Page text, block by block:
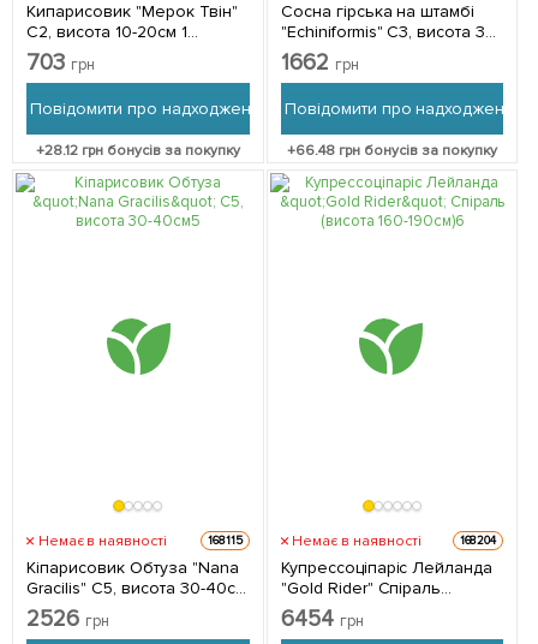
Кипарисовик "Мерок Твін"
С2, висота 10-20см 1
саджанець в упаковці
703 грн
Повідомити про надходження
+28.12грн бонусів за покупку
Сосна гірська на штамбі
"Echiniformis" С3, висота 30-
50см 1 саджанець в
упаковці
1662 грн
Повідомити про надходження
+66.48 грн бонусів за покупку
Немає в наявності 168115
Кіпарисовик Обтуза "Nana
Gracilis" С5, висота 30-40см
1 саджанець в упаковці
2526 грн
Немає в наявності 168204
Купрессоціпаріс Лейланда
"Gold Rider" Спіраль
(висота 160-190см) 1
саджанець в упаковці
6454 грн